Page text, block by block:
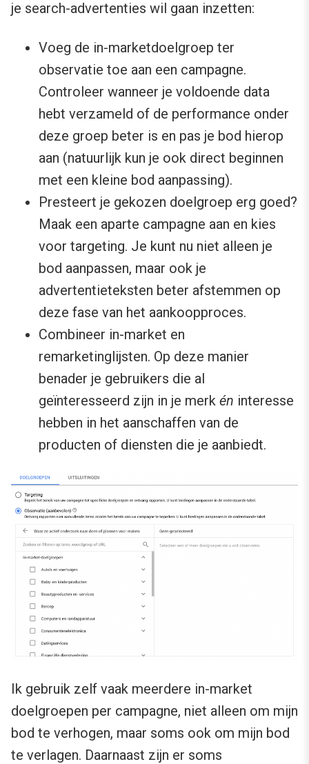
je search-advertenties wil gaan inzetten:
Voeg de in-marketdoelgroep ter
observatie toe aan een campagne.
Controleer wanneer je voldoende data
hebt verzameld of de performance onder
deze groep beter is en pas je bod hierop
aan (natuurlijk kun je ook direct beginnen
met een kleine bod aanpassing).
Presteert je gekozen doelgroep erg goed?
Maak een aparte campagne aan en kies
voor targeting. Je kunt nu niet alleen je
bod aanpassen, maar ook je
advertentieteksten beter afstemmen op
deze fase van het aankoopproces.
Combineer in-market en
remarketinglijsten. Op deze manier
benader je gebruikers die al
geïnteresseerd zijn in je merk én interesse
hebben in het aanschaffen van de
producten of diensten die je aanbiedt.
Ik gebruik zelf vaak meerdere in-market
doelgroepen per campagne, niet alleen om mijn
bod te verhogen, maar soms ook om mijn bod
te verlagen. Daarnaast zijn er soms